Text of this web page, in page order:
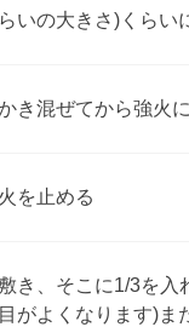
いの大きさ)くらい
き混ぜてから強火
を止める
き、そこに1/3を入
がよくなります)ま